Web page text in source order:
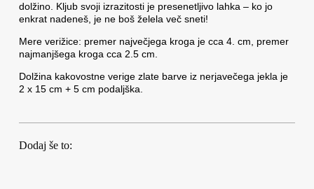
dolžino. Kljub svoji izrazitosti je presenetljivo lahka – ko jo
enkrat nadeneš, je ne boš želela več sneti!
Mere verižice: premer največjega kroga je cca 4. cm, premer
najmanjšega kroga cca 2.5 cm.
Dolžina kakovostne verige zlate barve iz nerjavečega jekla je
2 x 15 cm + 5 cm podaljška.
Dodaj še to: